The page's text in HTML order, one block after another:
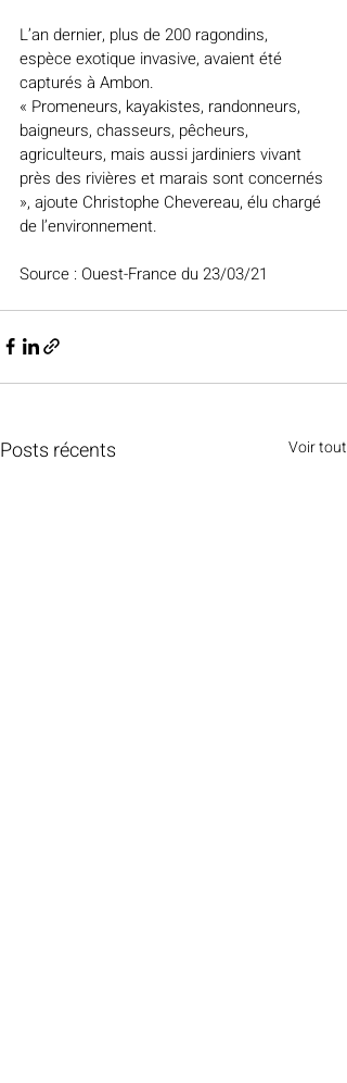
L’an dernier, plus de 200 ragondins,
espèce exotique invasive, avaient été
capturés à Ambon.
« Promeneurs, kayakistes, randonneurs,
baigneurs, chasseurs, pêcheurs,
agriculteurs, mais aussi jardiniers vivant
près des rivières et marais sont concernés
», ajoute Christophe Chevereau, élu chargé
de l’environnement.
Source : Ouest-France du 23/03/21
Posts récents Voir tout